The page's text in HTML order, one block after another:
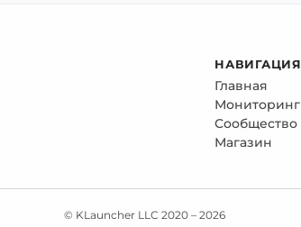
НАВИГАЦИЯ
Главная
Мониторинг
Сообщество
Магазин
© KLauncher LLC 2020 – 2026